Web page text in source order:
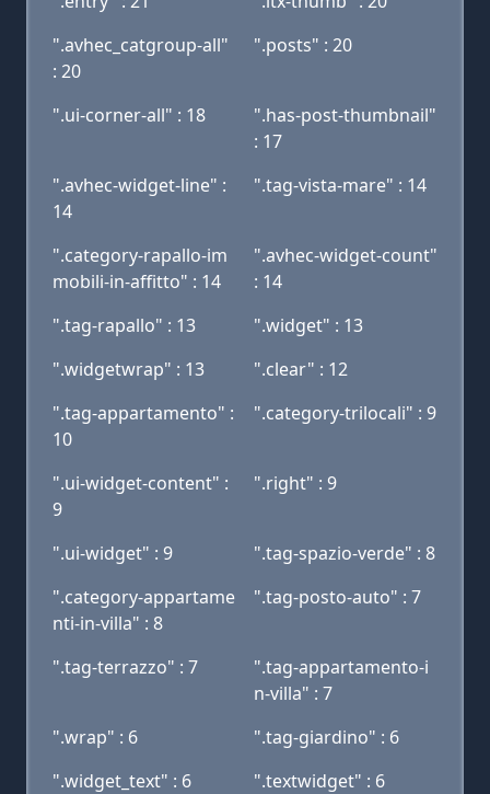
".avhec_catgroup-all"
: 20
".posts" : 20
".ui-corner-all" : 18
".has-post-thumbnail"
: 17
".avhec-widget-line" :
14
".tag-vista-mare" : 14
".category-rapallo-im
mobili-in-affitto" : 14
".avhec-widget-count"
: 14
".tag-rapallo" : 13
".widget" : 13
".widgetwrap" : 13
".clear" : 12
".tag-appartamento" :
10
".category-trilocali" : 9
".ui-widget-content" :
9
".right" : 9
".ui-widget" : 9
".tag-spazio-verde" : 8
".category-appartame
nti-in-villa" : 8
".tag-posto-auto" : 7
".tag-terrazzo" : 7
".tag-appartamento-i
n-villa" : 7
".wrap" : 6
".tag-giardino" : 6
".widget_text" : 6
".textwidget" : 6